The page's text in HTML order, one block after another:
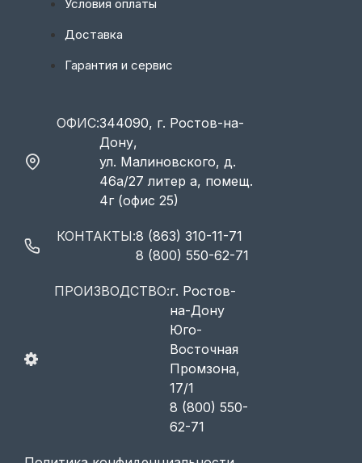
Условия оплаты
Доставка
Гарантия и сервис
ОФИС:344090, г. Ростов-на-
Дону,
ул. Малиновского, д.
46а/27 литер а, помещ.
4г (офис 25)
КОНТАКТЫ:8 (863) 310-11-71
8 (800) 550-62-71
ПРОИЗВОДСТВО:г. Ростов-
на-Дону
Юго-
Восточная
Промзона,
17/1
8 (800) 550-
62-71